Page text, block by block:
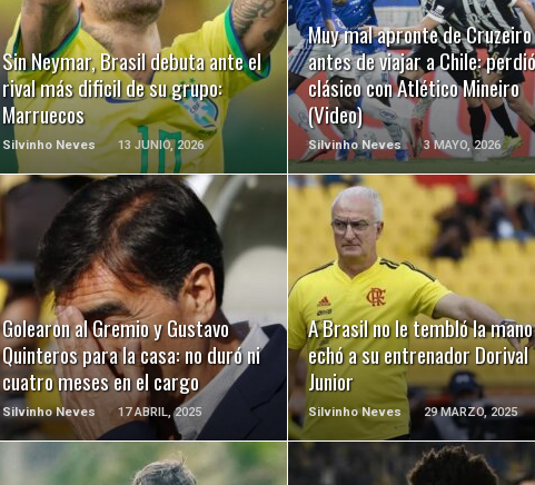
Sin Neymar, Brasil debuta ante el
rival más dificil de su grupo:
Marruecos
Silvinho Neves 13 JUNIO, 2026
LEER MÁS
Muy mal apronte de Cruzeiro
antes de viajar a Chile:
clásico con Atlético Mineiro
(Video)
Silvinho Neves 3 MAYO, 2026
LEER MÁS
Golearon al Gremio y Gustavo
Quinteros para la casa: no duró ni
cuatro meses en el cargo
Silvinho Neves 17 ABRIL, 2025
LEER MÁS
A Brasil no le tembló la
echó a su entrenador Dorival
Junior
Silvinho Neves 29 MARZO, 2025
LEER MÁS